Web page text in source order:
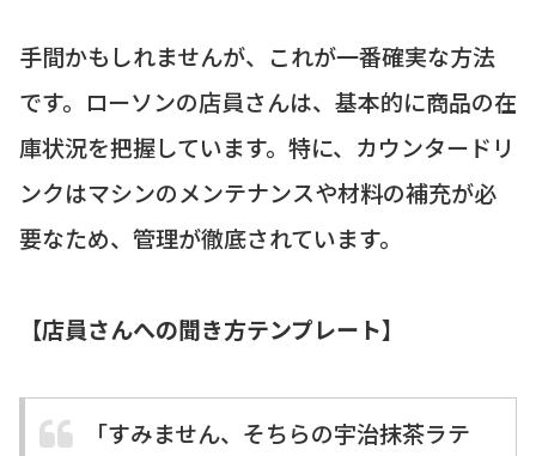
手間かもしれませんが、これが一番確実な方法
です。ローソンの店員さんは、基本的に商品の在
庫状況を把握しています。特に、カウンタードリ
ンクはマシンのメンテナンスや材料の補充が必
要なため、管理が徹底されています。
【店員さんへの聞き方テンプレート】
「すみません、そちらの宇治抹茶ラテ